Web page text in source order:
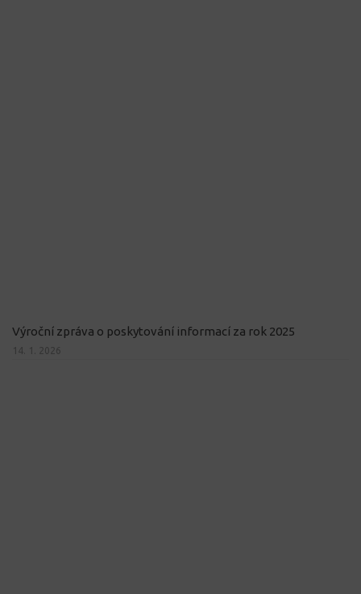
Výroční zpráva o poskytování informací za rok 2025
14. 1. 2026